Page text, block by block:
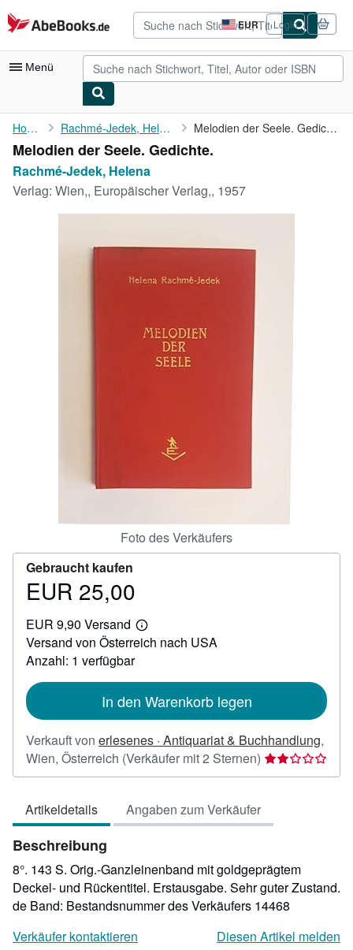
Zum Hauptinhalt
AbeBooks.de EUR
Seite
der
Einkaufseinstellungen.
Login
Menü
Nutzerkonto
Meine Bestellungen
SCHLIESSEN
Home Rachmé-Jedek, Helena Melodien der Seele. Gedichte.
Melodien der Seele. Gedichte.
Rachmé-Jedek, Helena
Verlag: Wien,, Europäischer Verlag,, 1957
Foto des Verkäufers
Gebraucht kaufen
Preis
25,00
EUR 25,00
EUR 9,90 Versand
Weitere
Informationen
Versand von Österreich nach USA
Anzahl: 1 verfügbar
In den Warenkorb legen
Verkauft von erlesenes · Antiquariat & Buchhandlung,
Wien, Österreich (Verkäufer mit 2 Sternen)
2
Sternen
Artikeldetails Angaben zum Verkäufer
Beschreibung
8°. 143 S. Orig.-Ganzleinenband mit goldgeprägtem
Deckel- und Rückentitel. Erstausgabe. Sehr guter Zustand.
de Band: Bestandsnummer des Verkäufers 14468
Verkäufer kontaktieren
Diesen Artikel melden